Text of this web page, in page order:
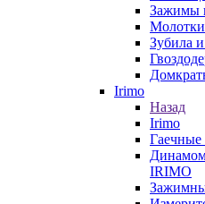
Зажимы
Молотки
Зубила
Irimo
Назад
Irimo
IRIMO